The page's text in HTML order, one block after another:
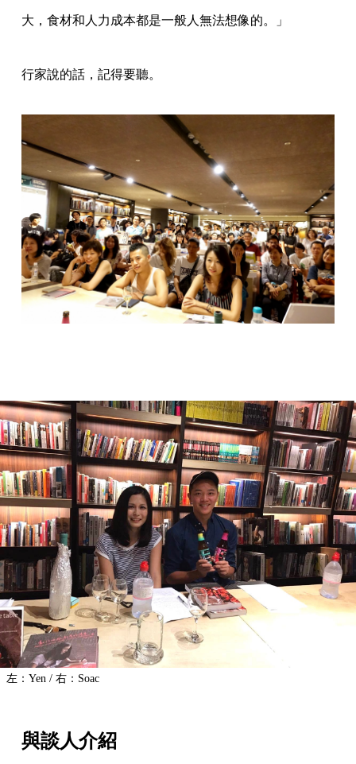
大，食材和人力成本都是一般人無法想像的。」
行家說的話，記得要聽。
左：Yen / 右：Soac
與談人介紹